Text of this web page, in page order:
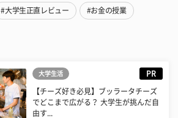
#大学生正直レビュー #お金の授業
大学生活 PR
【チーズ好き必見】ブッラータチーズ
でどこまで広がる？ 大学生が挑んだ自
由す...